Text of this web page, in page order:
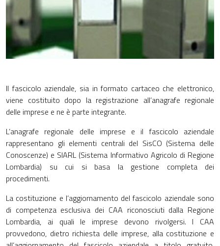
Il fascicolo aziendale, sia in formato cartaceo che elettronico,
viene costituito dopo la registrazione all’anagrafe regionale
delle imprese e ne è parte integrante.
L’anagrafe regionale delle imprese e il fascicolo aziendale
rappresentano gli elementi centrali del SisCO (Sistema delle
Conoscenze) e SIARL (Sistema Informativo Agricolo di Regione
Lombardia) su cui si basa la gestione completa dei
procedimenti.
La costituzione e l’aggiornamento del fascicolo aziendale sono
di competenza esclusiva dei CAA riconosciuti dalla Regione
Lombardia, ai quali le imprese devono rivolgersi. I CAA
provvedono, dietro richiesta delle imprese, alla costituzione e